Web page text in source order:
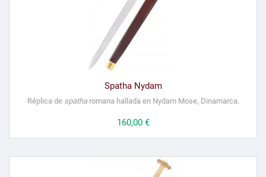
Spatha Nydam
Réplica de spatharomana hallada en Nydam Mose, Dinamarca.
Precio
160,00 €